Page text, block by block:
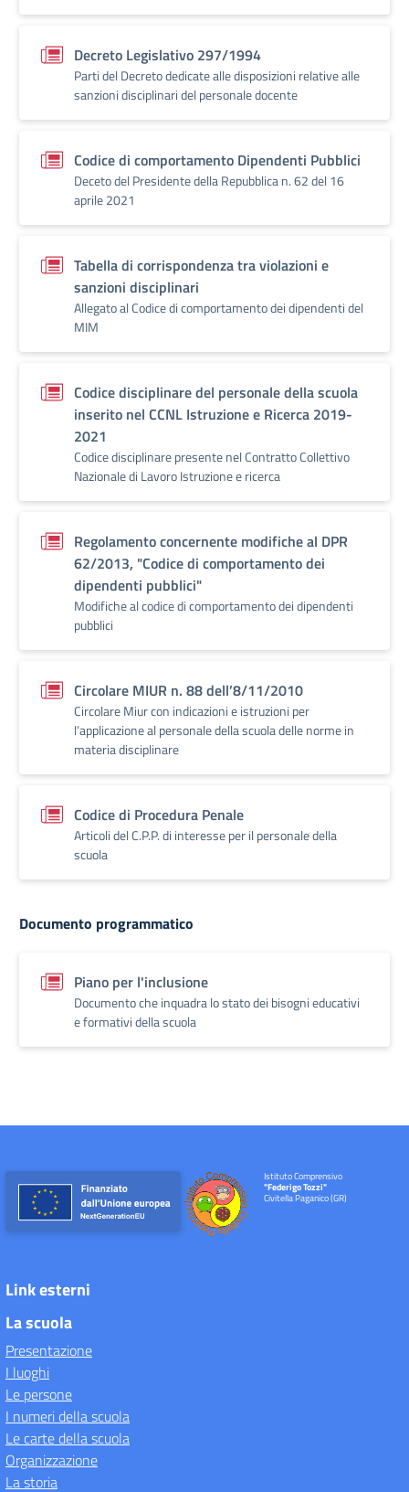
Decreto Legislativo 297/1994
Parti del Decreto dedicate alle disposizioni relative alle
sanzioni disciplinari del personale docente
Codice di comportamento Dipendenti Pubblici
Deceto del Presidente della Repubblica n. 62 del 16
aprile 2021
Tabella di corrispondenza tra violazioni e
sanzioni disciplinari
Allegato al Codice di comportamento dei dipendenti del
MIM
Codice disciplinare del personale della scuola
inserito nel CCNL Istruzione e Ricerca 2019-
2021
Codice disciplinare presente nel Contratto Collettivo
Nazionale di Lavoro Istruzione e ricerca
Regolamento concernente modifiche al DPR
62/2013, "Codice di comportamento dei
dipendenti pubblici"
Modifiche al codice di comportamento dei dipendenti
pubblici
Circolare MIUR n. 88 dell’8/11/2010
Circolare Miur con indicazioni e istruzioni per
l’applicazione al personale della scuola delle norme in
materia disciplinare
Codice di Procedura Penale
Articoli del C.P.P. di interesse per il personale della
scuola
Documento programmatico
Piano per l'inclusione
Documento che inquadra lo stato dei bisogni educativi
e formativi della scuola
Istituto Comprensivo
"Federigo Tozzi"
Civitella Paganico (GR)
Link esterni
La scuola
Presentazione
I luoghi
Le persone
I numeri della scuola
Le carte della scuola
Organizzazione
La storia